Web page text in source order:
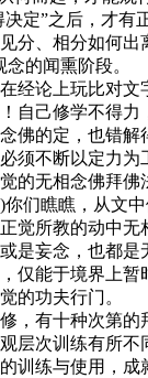
决定”之后，才
分、相分如何
的闻熏阶段。
经论上玩比对
自己修学不得
佛的定，也错
须不断以定力
的无相念佛拜
们瞧瞧，从文
觉所教的动中
是妄念，也都
仅能于境界上
的功夫行门。
，有十种次第
层次训练有所
训练与使用，